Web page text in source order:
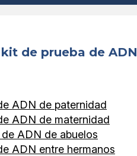
de prueba de ADN
ADN de paternidad
ADN de maternidad
de ADN de abuelos
ADN entre hermanos